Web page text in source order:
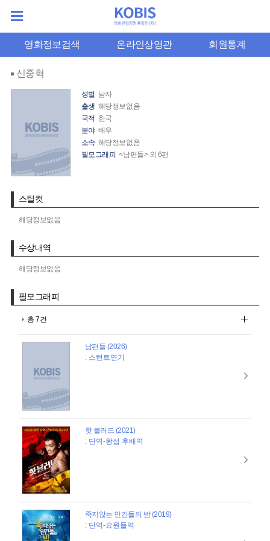
영화정보검색 온라인상영관 회원통계
신중혁
성별 남자
출생 해당정보없음
국적 한국
분야 배우
소속 해당정보없음
필모그래피 <남편들> 외 6편
스틸컷
해당정보없음
수상내역
해당정보없음
필모그래피
총 7건
남편들 (2026)
: 스턴트연기
핫 블러드 (2021)
: 단역-왕섭 후배역
죽지않는 인간들의 밤 (2019)
: 단역-요원들역